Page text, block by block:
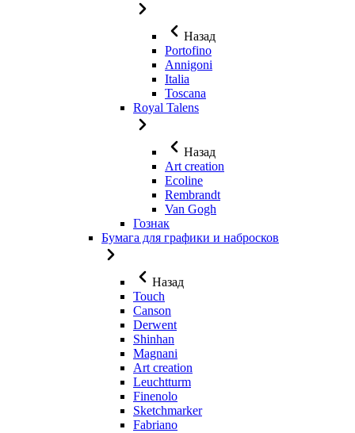
Назад
Portofino
Annigoni
Italia
Toscana
Royal Talens
Назад
Art creation
Ecoline
Rembrandt
Van Gogh
Гознак
Бумага для графики и набросков
Назад
Touch
Canson
Derwent
Shinhan
Magnani
Art creation
Leuchtturm
Finenolo
Sketchmarker
Fabriano